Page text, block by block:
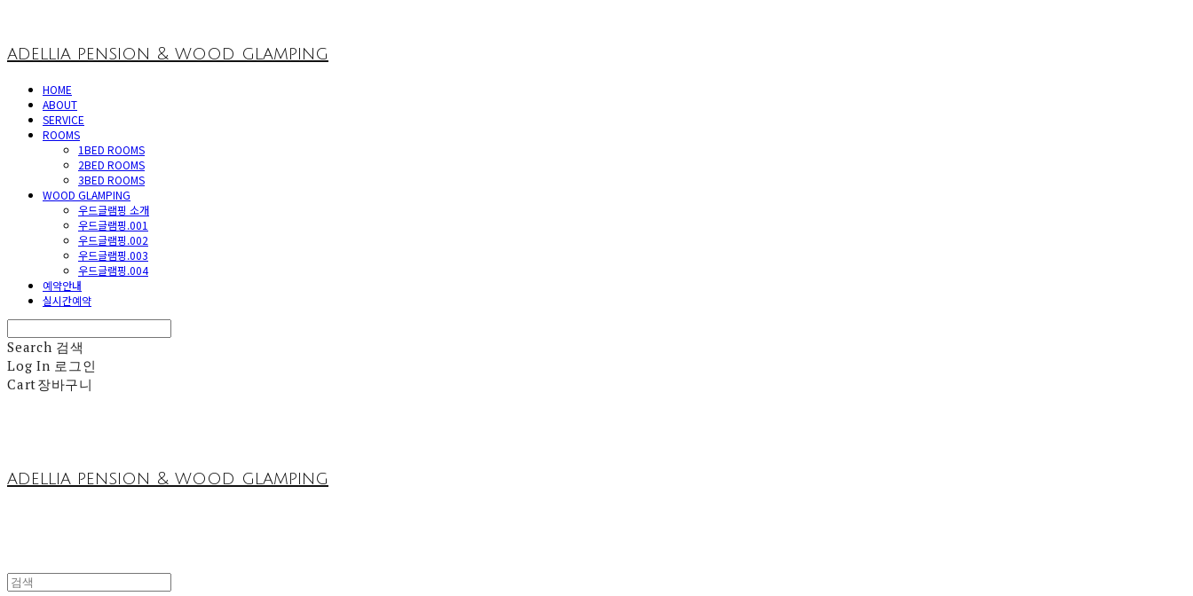
adellia pension & wood glamping
HOME
ABOUT
SERVICE
ROOMS
1BED ROOMS
2BED ROOMS
3BED ROOMS
WOOD GLAMPING
우드글램핑 소개
우드글램핑.001
우드글램핑.002
우드글램핑.003
우드글램핑.004
예약안내
실시간예약
Search 검색
Log In 로그인
Cart장바구니
adellia pension & wood glamping